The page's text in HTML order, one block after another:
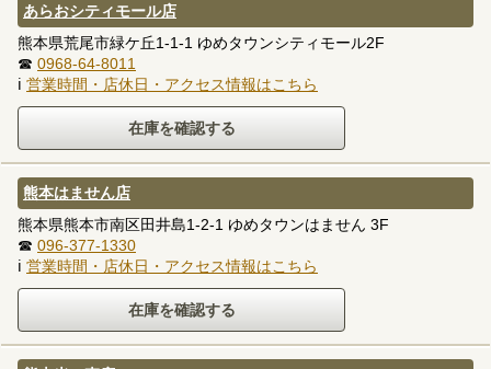
あらおシティモール店
熊本県荒尾市緑ケ丘1-1-1 ゆめタウンシティモール2F
☎ 0968-64-8011
ℹ 営業時間・店休日・アクセス情報はこちら
熊本はません店
熊本県熊本市南区田井島1-2-1 ゆめタウンはません 3F
☎ 096-377-1330
ℹ 営業時間・店休日・アクセス情報はこちら